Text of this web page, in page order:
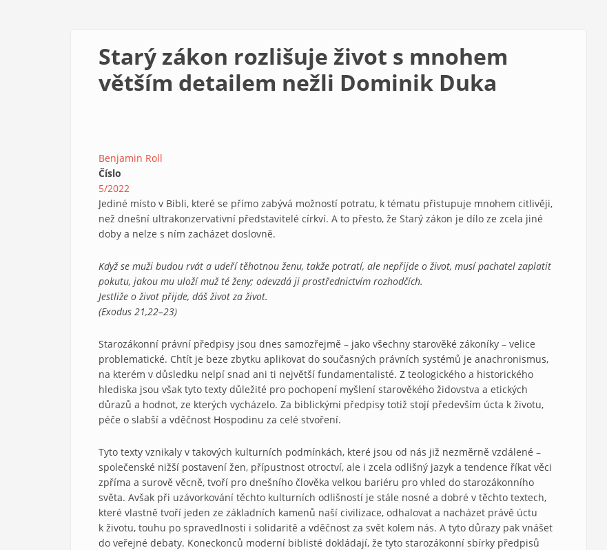
Starý zákon rozlišuje život s mnohem
větším detailem nežli Dominik Duka
Benjamin Roll
Číslo
5/2022
Jediné místo v Bibli, které se přímo zabývá možností potratu, k tématu přistupuje mnohem citlivěji,
než dnešní ultrakonzervativní představitelé církví. A to přesto, že Starý zákon je dílo ze zcela jiné
doby a nelze s ním zacházet doslovně.
Když se muži budou rvát a udeří těhotnou ženu, takže potratí, ale nepřijde o život, musí pachatel zaplatit
pokutu, jakou mu uloží muž té ženy; odevzdá ji prostřednictvím rozhodčích.
Jestliže o život přijde, dáš život za život.
(Exodus 21,22–23)
Starozákonní právní předpisy jsou dnes samozřejmě – jako všechny starověké zákoníky – velice
problematické. Chtít je beze zbytku aplikovat do současných právních systémů je anachronismus,
na kterém v důsledku nelpí snad ani ti největší fundamentalisté. Z teologického a historického
hlediska jsou však tyto texty důležité pro pochopení myšlení starověkého židovstva a etických
důrazů a hodnot, ze kterých vycházelo. Za biblickými předpisy totiž stojí především úcta k životu,
péče o slabší a vděčnost Hospodinu za celé stvoření.
Tyto texty vznikaly v takových kulturních podmínkách, které jsou od nás již nezměrně vzdálené –
společenské nižší postavení žen, přípustnost otroctví, ale i zcela odlišný jazyk a tendence říkat věci
zpříma a surově věcně, tvoří pro dnešního člověka velkou bariéru pro vhled do starozákonního
světa. Avšak při uzávorkování těchto kulturních odlišností je stále nosné a dobré v těchto textech,
které vlastně tvoří jeden ze základních kamenů naší civilizace, odhalovat a nacházet právě úctu
k životu, touhu po spravedlnosti i solidaritě a vděčnost za svět kolem nás. A tyto důrazy pak vnášet
do veřejné debaty. Koneckonců moderní biblisté dokládají, že tyto starozákonní sbírky předpisů